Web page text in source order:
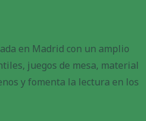
en Madrid con un amplio
juegos de mesa, material
y fomenta la lectura en los